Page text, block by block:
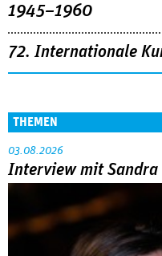
1945–1960
72. Internationale
THEMEN
03.08.2026
Interview mit Sandra